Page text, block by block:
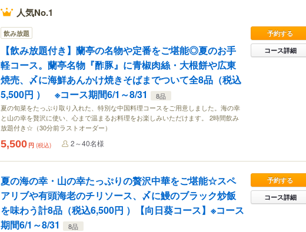
人気No.1
飲み放題
【飲み放題付き】蘭亭の名物や定番をご堪能◎夏のお手
軽コース。蘭亭名物『酢豚』に青椒肉絲・大根餅や広東
焼売、〆に海鮮あんかけ焼きそばまでついて全8品（税込
5,500円 ） ※コース期間6/1～8/31
8品
夏の旬菜をたっぷり取り入れた、特別な中国料理コースをご用意しました。海の幸
と山の幸を贅沢に使い、心まで温まるお料理をお楽しみいただけます。 2時間飲み
放題付き☆（30分前ラストオーダー）
予約する
コース詳細
5,500 円 (税込) 2～40名様
夏の海の幸・山の幸たっぷりの贅沢中華をご堪能☆スペ
アリブや有頭海老のチリソース、〆に鰻のブラック炒飯
を味わう計8品（税込6,500円 ）【向日葵コース】※コース
期間6/1～8/31
8品
予約する
コース詳細